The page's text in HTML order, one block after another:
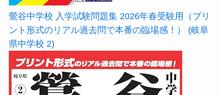
鶯谷中学校 入学試験問題集 2026年春受験用（プリ
ント形式のリアル過去問で本番の臨場感！） (岐阜
県中学校 2)